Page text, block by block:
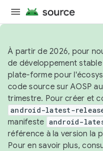
À partir de 2026, pour
de développement
plate-forme pour
code source sur AOSP
trimestre. Pour créer et
android-latest-
manifeste android-
référence à la version la
Pour en savoir plus,